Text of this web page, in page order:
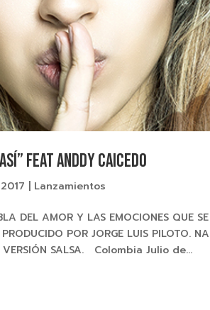
feat ANDDY CAICEDO
| Lanzamientos
DEL AMOR Y LAS EMOCIONES QUE
POR JORGE LUIS PILOTO.
VERSIÓN SALSA. Colombia Julio de...